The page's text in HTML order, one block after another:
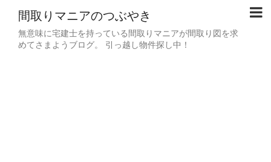
間取りマニアのつぶやき
無意味に宅建士を持っている間取りマニアが間取り図を求
めてさまようブログ。 引っ越し物件探し中！